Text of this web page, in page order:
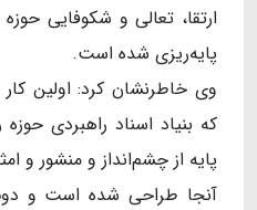
ارتقا، تعالی و شکوفایی
پایه‌ریزی شده است.
وی خاطرنشان کرد: اولین
که بنیاد اسناد راهبردی
پایه از چشم‌انداز و منشور و
آنجا طراحی شده است و